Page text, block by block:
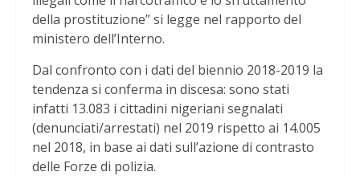
della prostituzione” si legge nel rapporto del
ministero dell’Interno.
Dal confronto con i dati del biennio 2018-2019 la
tendenza si conferma in discesa: sono stati
infatti 13.083 i cittadini nigeriani segnalati
(denunciati/arrestati) nel 2019 rispetto ai 14.005
nel 2018, in base ai dati sull’azione di contrasto
delle Forze di polizia.